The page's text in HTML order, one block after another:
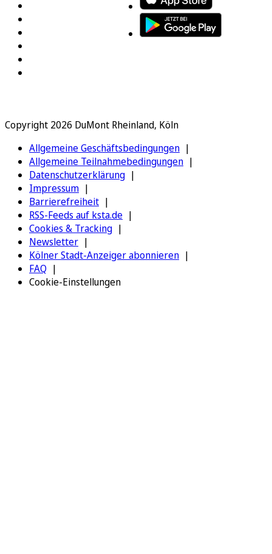
Copyright 2026 DuMont Rheinland, Köln
Allgemeine Geschäftsbedingungen
Allgemeine Teilnahmebedingungen
Datenschutzerklärung
Impressum
Barrierefreiheit
RSS-Feeds auf ksta.de
Cookies & Tracking
Newsletter
Kölner Stadt-Anzeiger abonnieren
FAQ
Cookie-Einstellungen